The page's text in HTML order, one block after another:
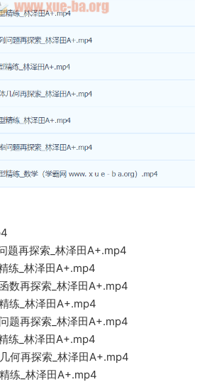
题再探索_林泽田A+.mp4
练_林泽田A+.mp4
数再探索_林泽田A+.mp4
练_林泽田A+.mp4
题再探索_林泽田A+.mp4
练_林泽田A+.mp4
何再探索_林泽田A+.mp4
练_林泽田A+.mp4